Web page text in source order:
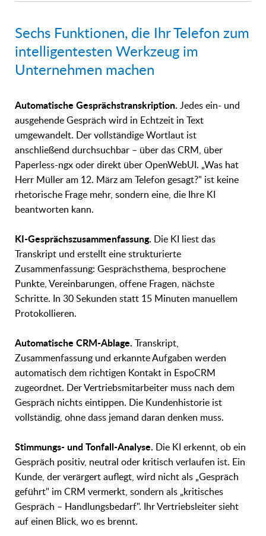
Sechs Funktionen, die Ihr Telefon zum
intelligentesten Werkzeug im
Unternehmen machen
Automatische Gesprächstranskription. Jedes ein- und
ausgehende Gespräch wird in Echtzeit in Text
umgewandelt. Der vollständige Wortlaut ist
anschließend durchsuchbar – über das CRM, über
Paperless-ngx oder direkt über OpenWebUI. „Was hat
Herr Müller am 12. März am Telefon gesagt?" ist keine
rhetorische Frage mehr, sondern eine, die Ihre KI
beantworten kann.
KI-Gesprächszusammenfassung. Die KI liest das
Transkript und erstellt eine strukturierte
Zusammenfassung: Gesprächsthema, besprochene
Punkte, Vereinbarungen, offene Fragen, nächste
Schritte. In 30 Sekunden statt 15 Minuten manuellem
Protokollieren.
Automatische CRM-Ablage. Transkript,
Zusammenfassung und erkannte Aufgaben werden
automatisch dem richtigen Kontakt in EspoCRM
zugeordnet. Der Vertriebsmitarbeiter muss nach dem
Gespräch nichts eintippen. Die Kundenhistorie ist
vollständig, ohne dass jemand daran denken muss.
Stimmungs- und Tonfall-Analyse. Die KI erkennt, ob ein
Gespräch positiv, neutral oder kritisch verlaufen ist. Ein
Kunde, der verärgert auflegt, wird nicht als „Gespräch
geführt" im CRM vermerkt, sondern als „kritisches
Gespräch – Handlungsbedarf". Ihr Vertriebsleiter sieht
auf einen Blick, wo es brennt.